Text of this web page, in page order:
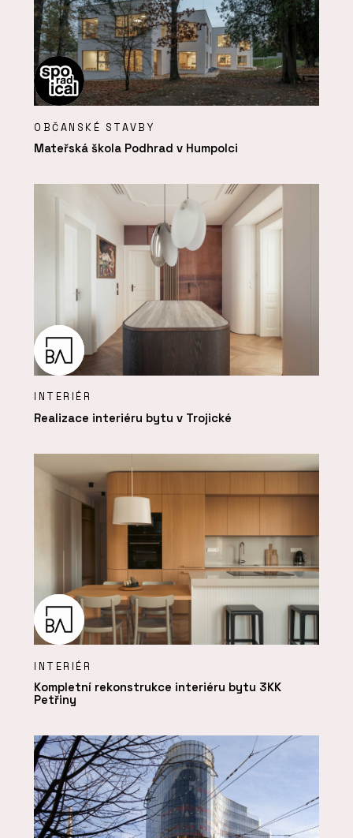
OBČANSKÉ STAVBY
Mateřská škola Podhrad v Humpolci
INTERIÉR
Realizace interiéru bytu v Trojické
INTERIÉR
Kompletní rekonstrukce interiéru bytu 3KK
Petřiny